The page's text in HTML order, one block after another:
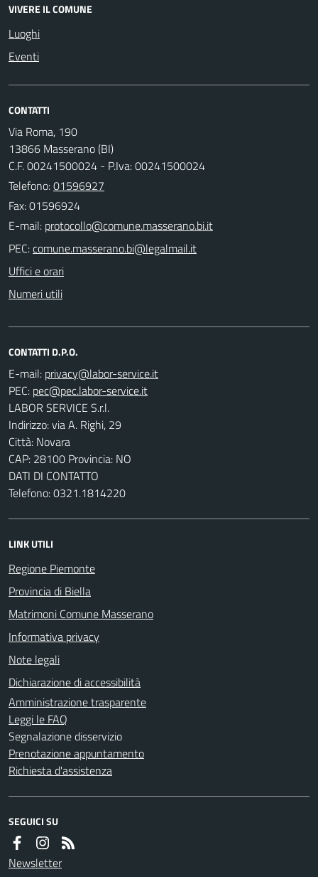
VIVERE IL COMUNE
Luoghi
Eventi
CONTATTI
Via Roma, 190
13866 Masserano (BI)
C.F. 00241500024 - P.Iva: 00241500024
Telefono:01596927
Fax: 01596924
E-mail:
PEC:
Uffici e orari
Numeri utili
CONTATTI D.P.O.
E-mail:
PEC:
LABOR SERVICE S.r.l.
Indirizzo: via A. Righi, 29
Città: Novara
CAP: 28100 Provincia: NO
DATI DI CONTATTO
Telefono: 0321.1814220
LINK UTILI
Regione Piemonte
Provincia di Biella
Matrimoni Comune Masserano
Informativa privacy
Note legali
Dichiarazione di accessibilità
Amministrazione trasparente
Leggi le FAQ
Segnalazione disservizio
Prenotazione appuntamento
Richiesta d'assistenza
SEGUICI SU
Newsletter